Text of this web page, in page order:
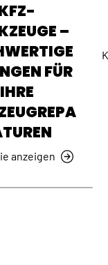
–
FÜR
IHRE
anzeigen